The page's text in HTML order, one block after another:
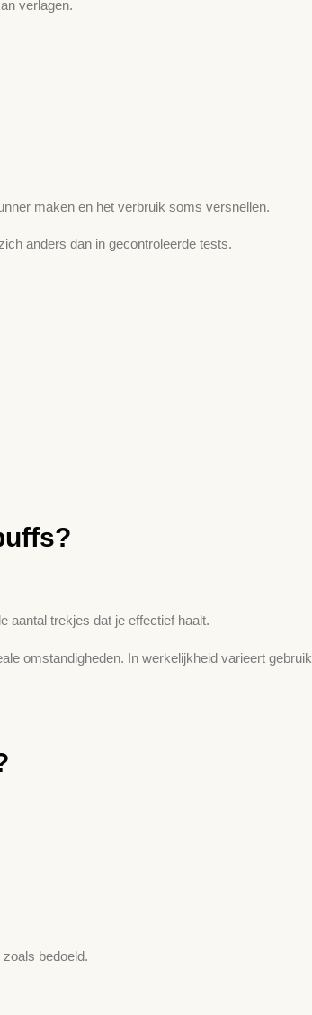
verlagen.
maken en het verbruik soms versnellen.
anders dan in gecontroleerde tests.
aantal trekjes dat je effectief haalt.
omstandigheden. In werkelijkheid varieert gebruik
bedoeld.